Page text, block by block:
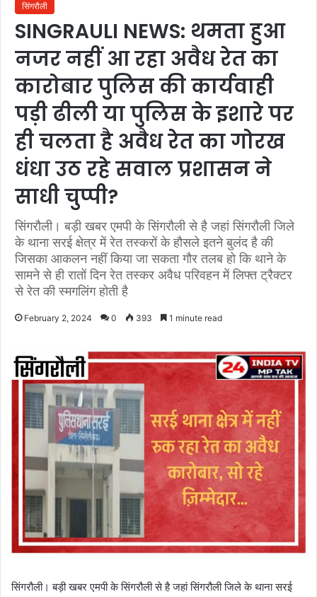
सिंगरौली
SINGRAULI NEWS: थमता हुआ
नजर नहीं आ रहा अवैध रेत का
कारोबार पुलिस की कार्यवाही
पड़ी ढीली या पुलिस के इशारे पर
ही चलता है अवैध रेत का गोरख
धंधा उठ रहे सवाल प्रशासन ने
साधी चुप्पी?
सिंगरौली। बड़ी खबर एमपी के सिंगरौली से है जहां सिंगरौली जिले
के थाना सरई क्षेत्र में रेत तस्करों के हौसले इतने बुलंद है की
जिसका आकलन नहीं किया जा सकता गौर तलब हो कि थाने के
सामने से ही रातों दिन रेत तस्कर अवैध परिवहन में लिफ्त ट्रैक्टर
से रेत की स्मगलिंग होती है
February 2, 2024 0 393 1 minute read
सिंगरौली। बड़ी खबर एमपी के सिंगरौली से है जहां सिंगरौली जिले के थाना सरई